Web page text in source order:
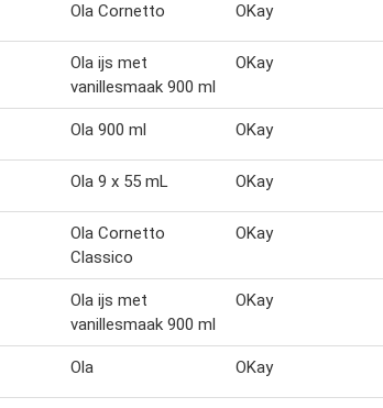
Ola Cornetto OKay
Ola ijs met
vanillesmaak 900 ml
OKay
Ola 900 ml OKay
Ola 9 x 55 mL OKay
Ola Cornetto
Classico
OKay
Ola ijs met
vanillesmaak 900 ml
OKay
Ola OKay